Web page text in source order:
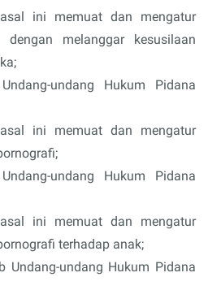
ini memuat dan mengatur
dengan melanggar kesusilaan
undang Hukum Pidana
ini memuat dan mengatur
undang Hukum Pidana
ini memuat dan mengatur
terhadap anak;
Undang-undang Hukum Pidana